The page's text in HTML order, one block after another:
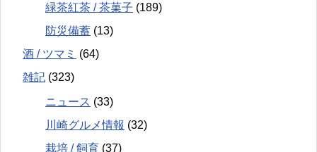
緑茶紅茶 / 茶菓子 (189)
防災備蓄 (13)
酒 / ツマミ (64)
雑記 (323)
ニュース (33)
川崎グルメ情報 (32)
栽培 / 飼育 (37)